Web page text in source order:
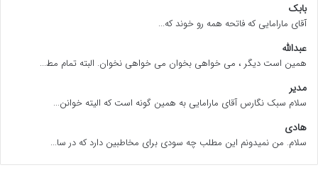
بابک
آقای مارامایی که فاتحه همه رو خوند که...
عبدالله
همین است دیگر ، می خواهی بخوان می خواهی نخوان. البته تمام مط...
مدیر
سلام سبک نگارس آقای مارامایی به همین گونه است که الیته خوانن...
هادی
سلام. من نمیدونم این مطلب چه سودی برای مخاطبین دارد که در سا...